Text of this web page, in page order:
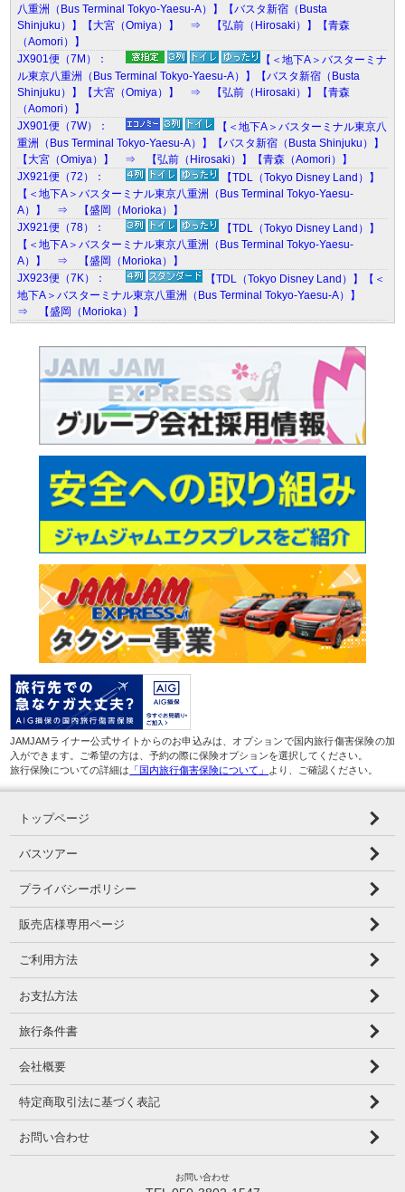
八重洲（Bus Terminal Tokyo-Yaesu-A）】【バスタ新宿（Busta
Shinjuku）】【大宮（Omiya）】 ⇒ 【弘前（Hirosaki）】【青森
（Aomori）】
JX901便（7M）：
【＜地下A＞バスターミナ
ル東京八重洲（Bus Terminal Tokyo-Yaesu-A）】【バスタ新宿（Busta
Shinjuku）】【大宮（Omiya）】 ⇒ 【弘前（Hirosaki）】【青森
（Aomori）】
JX901便（7W）：
【＜地下A＞バスターミナル東京八
重洲（Bus Terminal Tokyo-Yaesu-A）】【バスタ新宿（Busta Shinjuku）】
【大宮（Omiya）】 ⇒ 【弘前（Hirosaki）】【青森（Aomori）】
JX921便（72）：
【TDL（Tokyo Disney Land）】
【＜地下A＞バスターミナル東京八重洲（Bus Terminal Tokyo-Yaesu-
A）】 ⇒ 【盛岡（Morioka）】
JX921便（78）：
【TDL（Tokyo Disney Land）】
【＜地下A＞バスターミナル東京八重洲（Bus Terminal Tokyo-Yaesu-
A）】 ⇒ 【盛岡（Morioka）】
JX923便（7K）：
【TDL（Tokyo Disney Land）】【＜
地下A＞バスターミナル東京八重洲（Bus Terminal Tokyo-Yaesu-A）】
⇒ 【盛岡（Morioka）】
JAMJAMライナー公式サイトからのお申込みは、オプションで国内旅行傷害保険の加
入ができます。ご希望の方は、予約の際に保険オプションを選択してください。
旅行保険についての詳細は 「国内旅行傷害保険について」 より、ご確認ください。
トップページ
バスツアー
プライバシーポリシー
販売店様専用ページ
ご利用方法
お支払方法
旅行条件書
会社概要
特定商取引法に基づく表記
お問い合わせ
お問い合わせ